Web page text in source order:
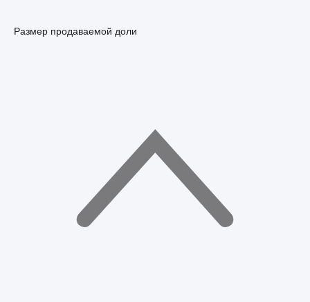
Размер продаваемой доли